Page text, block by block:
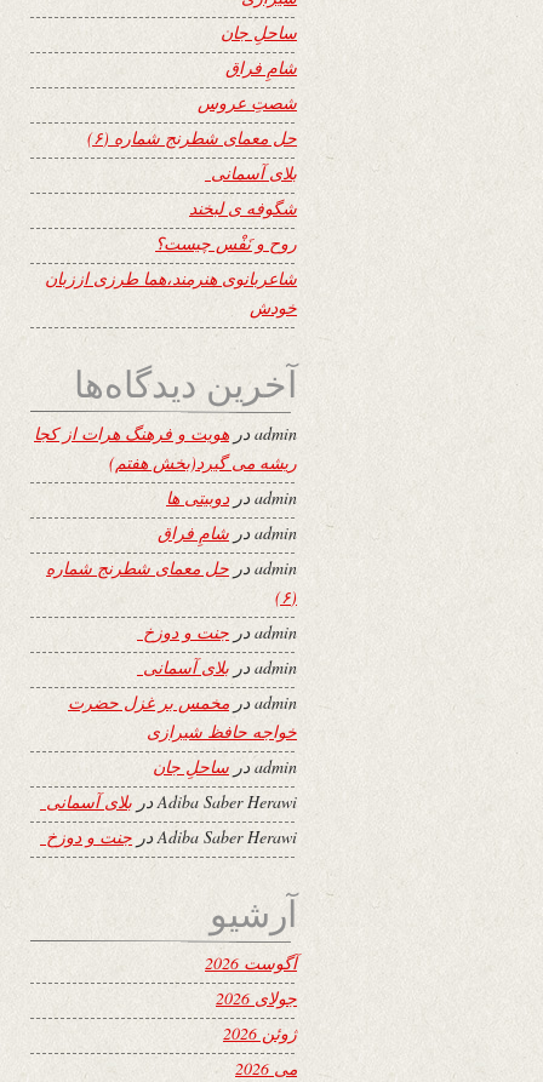
ساحلِ جان
شامِ فراق
شصتِ عروس
حل معمای شطرنج شماره (۶)
بلای آسمانی
شگوفه ى لبخند
روح و نَفْس چیست؟
شاعربانوی هنرمند،هما طرزی اززبان
خودش
آخرین دیدگاه‌ها
adminدر هویت و فرهنگ هرات از کجا
ریشه می گیرد(بخش هفتم)
admin دردوبیتی ها
adminدر شامِ فراق
adminدر حل معمای شطرنج شماره
(۶)
adminدر جنت و دوزخ
adminدر بلای آسمانی
adminدر مخمس بر غزل حضرت
خواجه حافظ شیرازی
adminدر ساحلِ جان
Adiba Saber Herawiدر بلای آسمانی
Adiba Saber Herawiدر جنت و دوزخ
آرشیو
آگوست 2026
جولای 2026
ژوئن 2026
می 2026